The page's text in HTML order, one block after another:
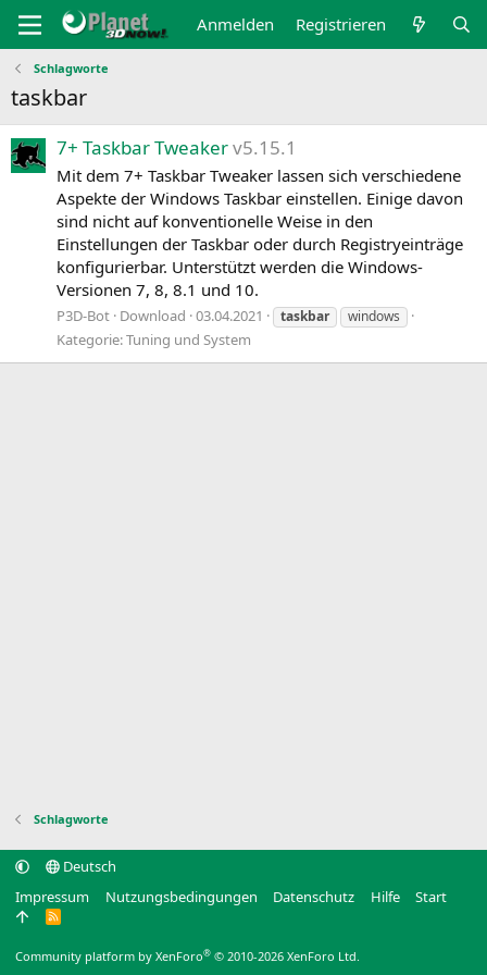
Anmelden Registrieren
Schlagworte
taskbar
7+ Taskbar Tweakerv5.15.1
Mit dem 7+ Taskbar Tweaker lassen sich verschiedene
Aspekte der Windows Taskbar einstellen. Einige davon
sind nicht auf konventionelle Weise in den
Einstellungen der Taskbar oder durch Registryeinträge
konfigurierbar. Unterstützt werden die Windows-
Versionen 7, 8, 8.1 und 10.
P3D-Bot Download 03.04.2021 taskbar windows
Kategorie:Tuning und System
Schlagworte
Deutsch
Impressum
Nutzungsbedingungen Datenschutz Hilfe Start
R
Community platform by XenForo® © 2010-2026 XenForo Ltd.